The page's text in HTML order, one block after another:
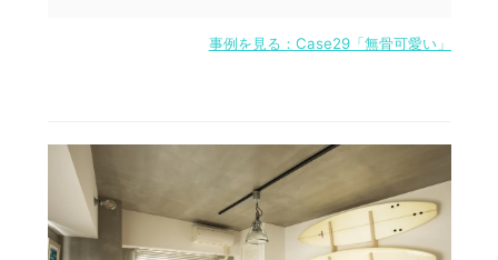
事例を見る：Case29「無骨可愛い」